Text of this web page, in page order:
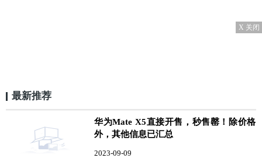
X 关闭
最新推荐
华为Mate X5直接开售，秒售罄！除价格
外，其他信息已汇总
2023-09-09